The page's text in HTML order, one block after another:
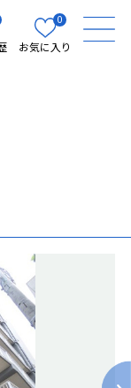
0
お気に入り